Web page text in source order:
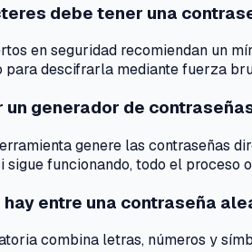
debe tener una
en seguridad recomiendan un
descifrarla mediante fuerza
un generador de
genere las contraseñas
sigue funcionando, todo el proceso
hay entre una contraseña
combina letras, números y